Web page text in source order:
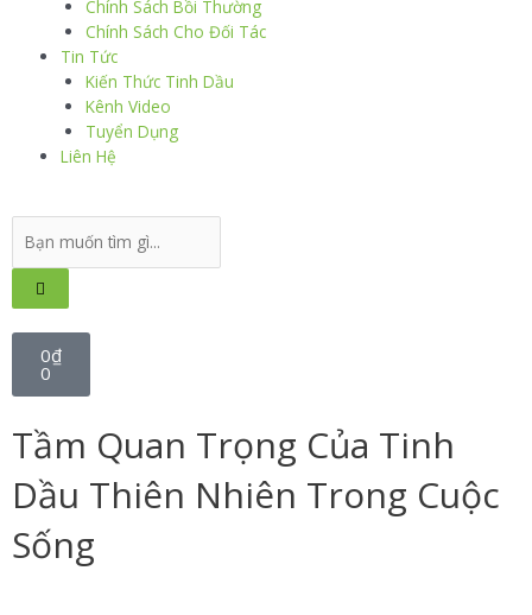
Chính Sách Bồi Thường
Chính Sách Cho Đối Tác
Tin Tức
Kiến Thức Tinh Dầu
Kênh Video
Tuyển Dụng
Liên Hệ
0₫
0
Tầm Quan Trọng Của Tinh
Dầu Thiên Nhiên Trong Cuộc
Sống